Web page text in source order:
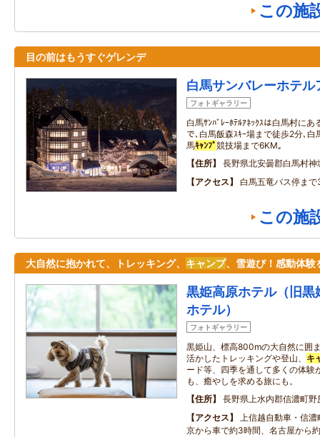
この施
目の前はもうすぐゲレンデ
白馬サンバレーホテル
フォトギャラリー
白馬ｻﾝﾊﾞﾚｰﾎﾃﾙｱﾈｯｸｽは白馬村にあ
で､白馬飯森ｽｷｰ場まで徒歩2分､
馬ｷｬﾝﾌﾟ競技場まで6KM｡
住所
長野県北安曇郡白馬村神
アクセス
白馬五竜バス停まで
この施
大自然に抱かれて、トレッキング、 キャンプ、雪遊び！感動体験
黒姫高原ホテル（旧黒
ホテル）
フォトギャラリー
黒姫山、標高800mの大自然に囲
活かしたトレッキングや登山、 キ
ード等、四季を通して多くの体験
も、癒やしを求める旅にも。
住所
長野県上水内郡信濃町
アクセス
上信越自動車・信
京から車で約3時間、名古屋から